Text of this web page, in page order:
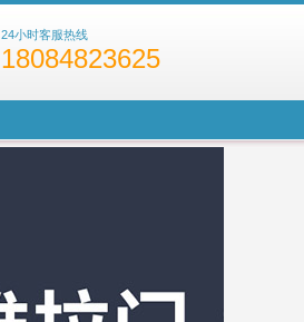
24小时客服热线
18084823625